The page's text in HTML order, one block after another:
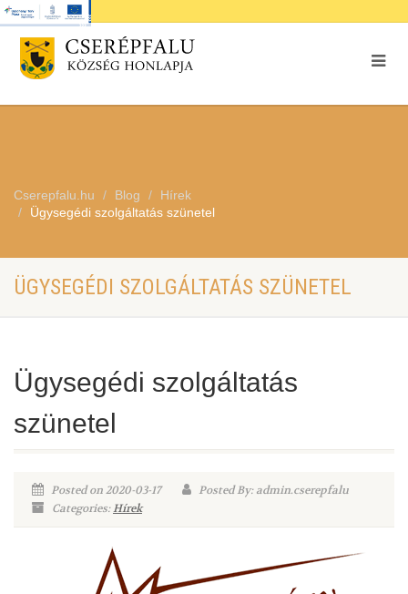
Cserepfalu.hu Blog
Hírek
Ügysegédi szolgáltatás szünetel
ÜGYSEGÉDI SZOLGÁLTATÁS SZÜNETEL
Ügysegédi szolgáltatás
szünetel
Posted on 2020-03-17
Posted By: admin.cserepfalu
Categories:Hírek